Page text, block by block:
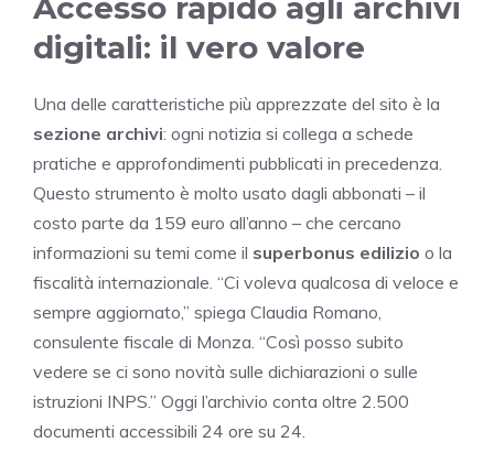
digitali: il vero valore
Una delle caratteristiche più apprezzate del sito è la
sezione archivi: ogni notizia si collega a schede
pratiche e approfondimenti pubblicati in precedenza.
Questo strumento è molto usato dagli abbonati – il
costo parte da 159 euro all’anno – che cercano
informazioni su temi come il superbonus edilizio o la
fiscalità internazionale. “Ci voleva qualcosa di veloce e
sempre aggiornato,” spiega Claudia Romano,
consulente fiscale di Monza. “Così posso subito
vedere se ci sono novità sulle dichiarazioni o sulle
istruzioni INPS.” Oggi l’archivio conta oltre 2.500
documenti accessibili 24 ore su 24.